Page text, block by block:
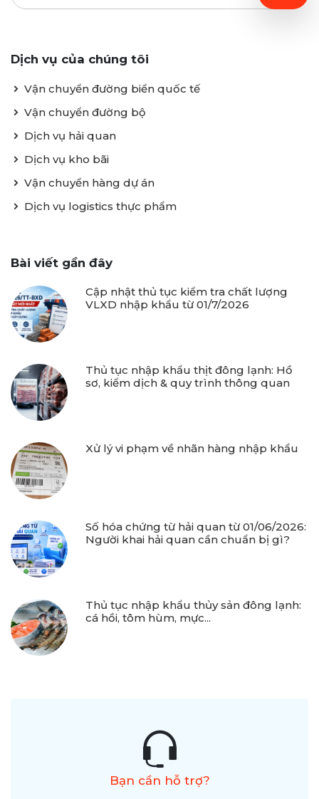
Dịch vụ của chúng tôi
Vận chuyển đường biển quốc tế
Vận chuyển đường bộ
Dịch vụ hải quan
Dịch vụ kho bãi
Vận chuyển hàng dự án
Dịch vụ logistics thực phẩm
Bài viết gần đây
Cập nhật thủ tục kiểm tra chất lượng
VLXD nhập khẩu từ 01/7/2026
Thủ tục nhập khẩu thịt đông lạnh: Hồ
sơ, kiểm dịch & quy trình thông quan
Xử lý vi phạm về nhãn hàng nhập khẩu
Số hóa chứng từ hải quan từ 01/06/2026:
Người khai hải quan cần chuẩn bị gì?
Thủ tục nhập khẩu thủy sản đông lạnh:
cá hồi, tôm hùm, mực...
Bạn cần hỗ trợ?